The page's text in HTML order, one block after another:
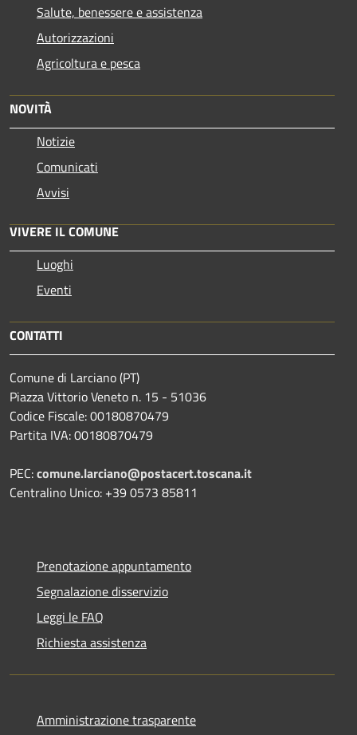
Salute, benessere e assistenza
Autorizzazioni
Agricoltura e pesca
NOVITÀ
Notizie
Comunicati
Avvisi
VIVERE IL COMUNE
Luoghi
Eventi
CONTATTI
Comune di Larciano (PT)
Piazza Vittorio Veneto n. 15 - 51036
Codice Fiscale: 00180870479
Partita IVA: 00180870479
PEC:comune.larciano@postacert.toscana.it
Centralino Unico: +39 0573 85811
Prenotazione appuntamento
Segnalazione disservizio
Leggi le FAQ
Richiesta assistenza
Amministrazione trasparente